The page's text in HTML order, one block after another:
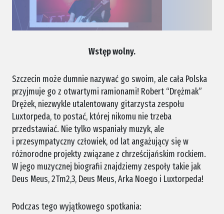
Wstęp wolny.
Szczecin może dumnie nazywać go swoim, ale cała Polska
przyjmuje go z otwartymi ramionami! Robert “Drężmak”
Drężek, niezwykle utalentowany gitarzysta zespołu
Luxtorpeda, to postać, której nikomu nie trzeba
przedstawiać. Nie tylko wspaniały muzyk, ale
i przesympatyczny człowiek, od lat angażujący się w
różnorodne projekty związane z chrześcijańskim rockiem.
W jego muzycznej biografii znajdziemy zespoły takie jak
Deus Meus, 2Tm2,3, Deus Meus, Arka Noego i Luxtorpeda!
Podczas tego wyjątkowego spotkania: